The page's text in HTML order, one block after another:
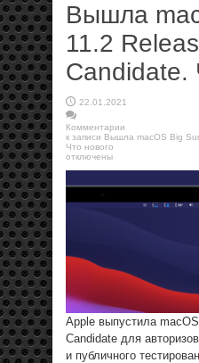
Вышла
11.2
Candidate.
22.01.2021
Комментарии
к записи Вышла macOS Big
Что нового
отключены
Apple выпустила
Candidate для
и публичного